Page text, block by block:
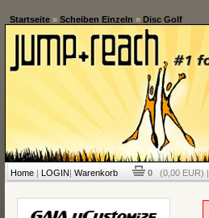
Startseite» Scheiben Einzeln » Disc Golf
Home| LOGIN| Warenkorb 0 (0,00 EUR) |